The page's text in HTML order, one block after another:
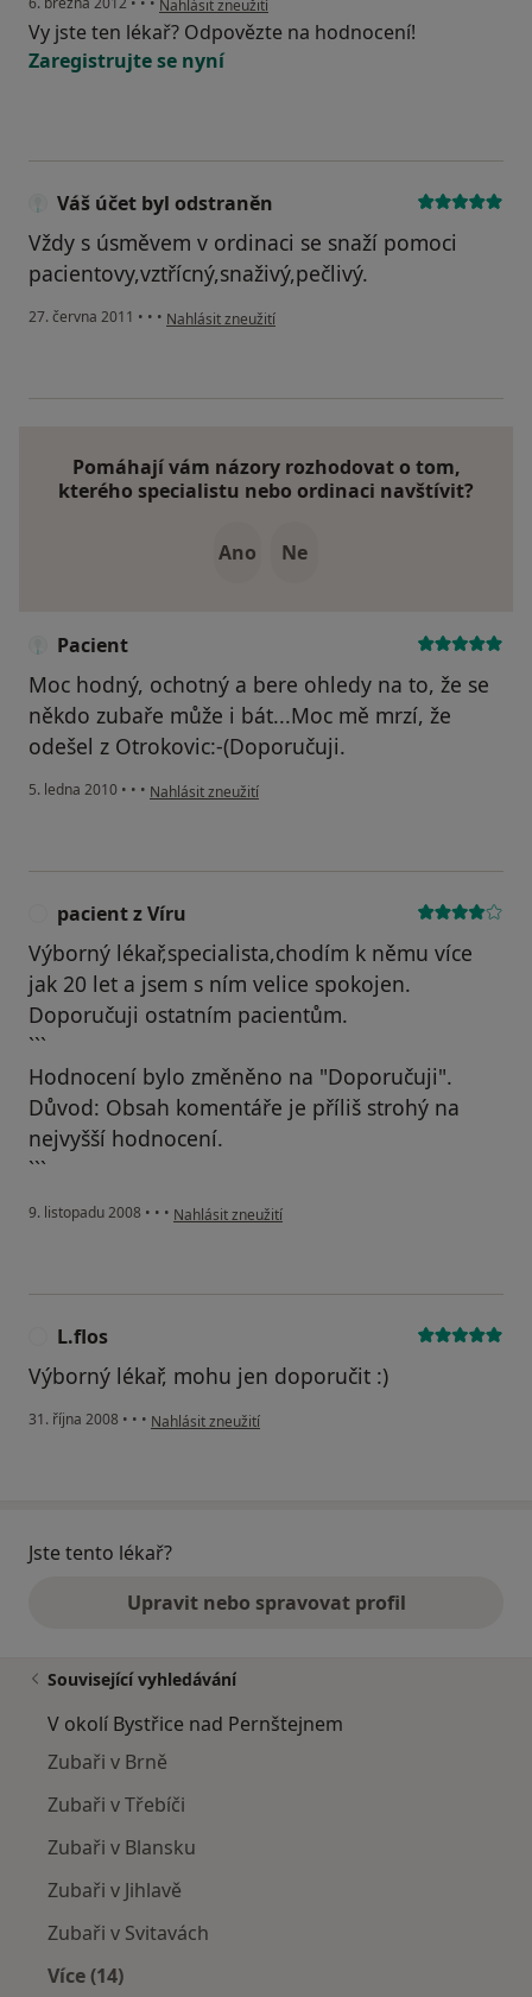
Nahlásit zneužití
Vy jste ten lékař? Odpovězte na hodnocení!
Zaregistrujte se nyní
Váš účet byl odstraněn
Vždy s úsměvem v ordinaci se snaží pomoci
pacientovy,vztřícný,snaživý,pečlivý.
27. června 2011 • • • podle názoru uživatele Váš účet byl odstraněn
Nahlásit zneužití
Pomáhají vám názory rozhodovat o tom,
kterého specialistu nebo ordinaci navštívit?
Ano Ne
Pacient
Moc hodný, ochotný a bere ohledy na to, že se
někdo zubaře může i bát...Moc mě mrzí, že
odešel z Otrokovic:-(Doporučuji.
5. ledna 2010 • • • podle názoru uživatele Pacient
Nahlásit zneužití
pacient z Víru
Výborný lékař,specialista,chodím k němu více
jak 20 let a jsem s ním velice spokojen.
Doporučuji ostatním pacientům.
```
Hodnocení bylo změněno na "Doporučuji".
Důvod: Obsah komentáře je příliš strohý na
nejvyšší hodnocení.
```
9. listopadu 2008 • • • podle názoru uživatele pacient z Víru
Nahlásit zneužití
L.flos
Výborný lékař, mohu jen doporučit :)
31. října 2008 • • • podle názoru uživatele L.flos
Nahlásit zneužití
Jste tento lékař?
Upravit nebo spravovat profil
Související vyhledávání
V okolí Bystřice nad Pernštejnem
Zubaři v Brně
Zubaři v Třebíči
Zubaři v Blansku
Zubaři v Jihlavě
Zubaři v Svitavách
Více (14)